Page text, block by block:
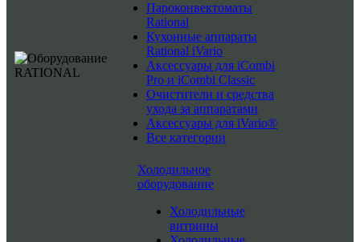
Пароконвектоматы
Rational
Кухонные аппараты
Rational iVario
Аксессуары для iCombi
Pro и iCombi Classic
Очистители и средства
ухода за аппаратами
Аксессуары для iVario®
Все категории
Холодильное
оборудование
Холодильные
витрины